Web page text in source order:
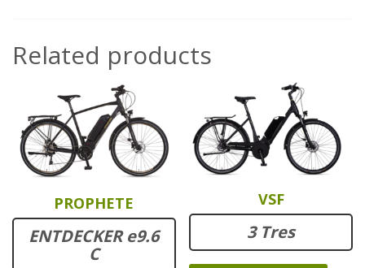
Related products
PROPHETE
ENTDECKER e9.6
C
VSF
3 Tres